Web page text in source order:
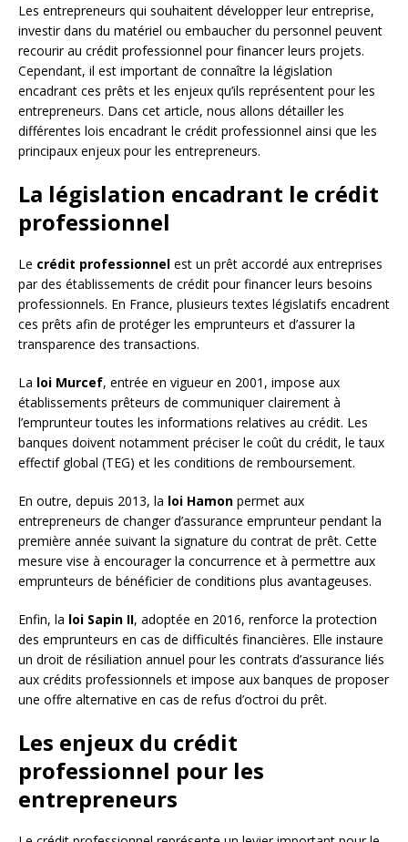
Les entrepreneurs qui souhaitent développer leur entreprise,
investir dans du matériel ou embaucher du personnel peuvent
recourir au crédit professionnel pour financer leurs projets.
Cependant, il est important de connaître la législation
encadrant ces prêts et les enjeux qu’ils représentent pour les
entrepreneurs. Dans cet article, nous allons détailler les
différentes lois encadrant le crédit professionnel ainsi que les
principaux enjeux pour les entrepreneurs.
La législation encadrant le crédit
professionnel
Le crédit professionnel est un prêt accordé aux entreprises
par des établissements de crédit pour financer leurs besoins
professionnels. En France, plusieurs textes législatifs encadrent
ces prêts afin de protéger les emprunteurs et d’assurer la
transparence des transactions.
La loi Murcef, entrée en vigueur en 2001, impose aux
établissements prêteurs de communiquer clairement à
l’emprunteur toutes les informations relatives au crédit. Les
banques doivent notamment préciser le coût du crédit, le taux
effectif global (TEG) et les conditions de remboursement.
En outre, depuis 2013, la loi Hamon permet aux
entrepreneurs de changer d’assurance emprunteur pendant la
première année suivant la signature du contrat de prêt. Cette
mesure vise à encourager la concurrence et à permettre aux
emprunteurs de bénéficier de conditions plus avantageuses.
Enfin, la loi Sapin II, adoptée en 2016, renforce la protection
des emprunteurs en cas de difficultés financières. Elle instaure
un droit de résiliation annuel pour les contrats d’assurance liés
aux crédits professionnels et impose aux banques de proposer
une offre alternative en cas de refus d’octroi du prêt.
Les enjeux du crédit
professionnel pour les
entrepreneurs